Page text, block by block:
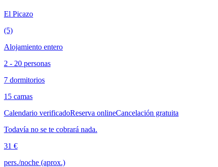
El Picazo
(5)
Alojamiento entero
2 - 20 personas
7 dormitorios
15 camas
Calendario verificadoReserva onlineCancelación gratuita
Todavía no se te cobrará nada.
31 €
pers./noche (aprox.)